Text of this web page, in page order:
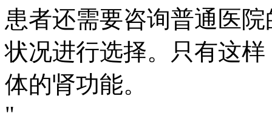
患者还需要咨询普通医
状况进行选择。只有这
体的肾功能。
"